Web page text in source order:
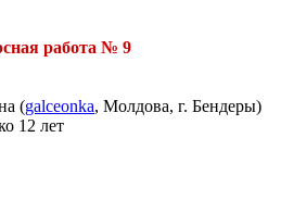
работа № 9
(galceonka, Молдова, г. Бендеры)
12 лет